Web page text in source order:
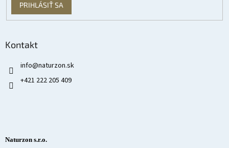
PRIHLÁSIŤ SA
Kontakt
info@naturzon.sk
+421 222 205 409
Naturzon s.r.o.